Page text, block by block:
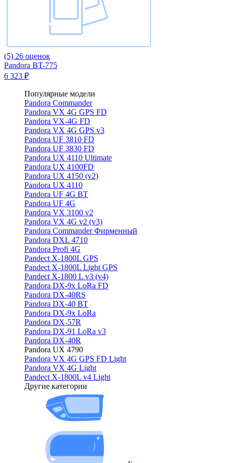
(5) 26 оценок
Pandora BT-775
6 323 ₽
Популярные модели
Pandora Commander
Pandora VX 4G GPS FD
Pandora VX-4G FD
Pandora VX 4G GPS v3
Pandora UF 3810 FD
Pandora UF 3830 FD
Pandora UX 4110 Ultimate
Pandora UX 4100FD
Pandora UX 4150 (v2)
Pandora UX 4110
Pandora UF 4G BT
Pandora UF 4G
Pandora VX 3100 v2
Pandora VX 4G v2 (v3)
Pandora Commander Фирменный
Pandora DXL 4710
Pandora Profi 4G
Pandect X-1800L GPS
Pandect X-1800L Light GPS
Pandect X-1800 L v3 (v4)
Pandora DX-9x LoRa FD
Pandora DX-40RS
Pandora DX-40 BT
Pandora DX-9x LoRa
Pandora DX-57R
Pandora DX-91 LoRa v3
Pandora DX-40R
Pandora UX 4790
Pandora VX 4G GPS FD Light
Pandora VX 4G Light
Pandect X-1800L v4 Light
Другие категории